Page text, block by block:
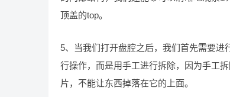
顶盖的top。
5、当我们打开盘腔之后，我们首先需要
行操作，而是用手工进行拆除，因为手工
片，不能让东西掉落在它的上面。